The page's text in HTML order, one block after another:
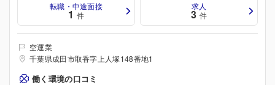
転職・中途面接
1 件
求人
3 件
空運業
千葉県成田市取香字上人塚148番地1
働く環境の口コミ